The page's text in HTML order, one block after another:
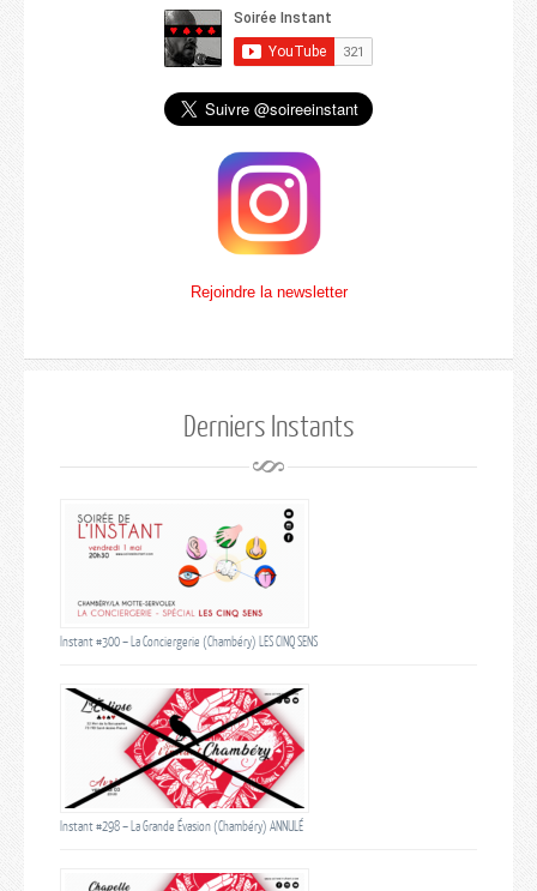
Rejoindre la newsletter
Derniers Instants
Instant #300 – La Conciergerie (Chambéry) LES CINQ SENS
Instant #298 – La Grande Évasion (Chambéry) ANNULÉ